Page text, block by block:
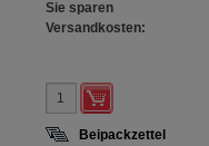
Sie sparen
Versandkosten:
Beipackzettel